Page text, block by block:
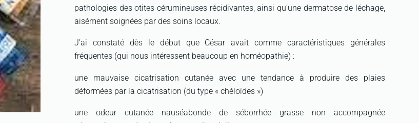
pathologies des otites cérumineuses récidivantes, ainsi qu’une dermatose de léchage,
aisément soignées par des soins locaux.
J’ai constaté dès le début que César avait comme caractéristiques générales
fréquentes (qui nous intéressent beaucoup en homéopathie) :
une mauvaise cicatrisation cutanée avec une tendance à produire des plaies
déformées par la cicatrisation (du type « chéloïdes »)
une odeur cutanée nauséabonde de séborrhée grasse non accompagnée